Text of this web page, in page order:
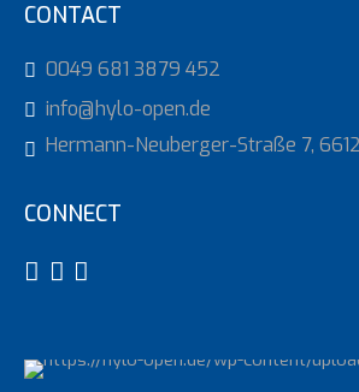
CONTACT
0049 681 3879 452
info@hylo-open.de
Hermann-Neuberger-Straße 7,
CONNECT